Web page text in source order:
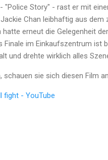
"Police Story" - rast er mit
Chan leibhaftig aus
erneut die Gelegenheit
Finale im Einkaufszentrum
und drehte wirklich alles
sie sich diesen Film
fight - YouTube